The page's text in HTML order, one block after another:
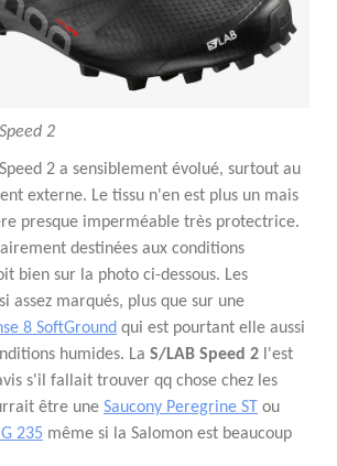
2
2 a sensiblement évolué, surtout au
externe. Le tissu n'en est plus un mais
presque imperméable très protectrice.
destinées aux conditions
bien sur la photo ci-dessous. Les
assez marqués, plus que sur une
8 SoftGround qui est pourtant elle aussi
humides. La S/LAB Speed 2 l'est
s'il fallait trouver qq chose chez les
être une Saucony Peregrine ST ou
235 même si la Salomon est beaucoup